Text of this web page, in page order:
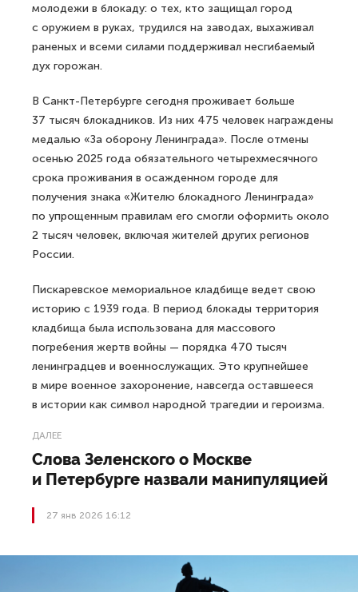
молодежи в блокаду: о тех, кто защищал город
с оружием в руках, трудился на заводах, выхаживал
раненых и всеми силами поддерживал несгибаемый
дух горожан.
В Санкт-Петербурге сегодня проживает больше
37 тысяч блокадников. Из них 475 человек награждены
медалью «За оборону Ленинграда». После отмены
осенью 2025 года обязательного четырехмесячного
срока проживания в осажденном городе для
получения знака «Жителю блокадного Ленинграда»
по упрощенным правилам его смогли оформить около
2 тысяч человек, включая жителей других регионов
России.
Пискаревское мемориальное кладбище ведет свою
историю с 1939 года. В период блокады территория
кладбища была использована для массового
погребения жертв войны — порядка 470 тысяч
ленинградцев и военнослужащих. Это крупнейшее
в мире военное захоронение, навсегда оставшееся
в истории как символ народной трагедии и героизма.
ДАЛЕЕ
Слова Зеленского о Москве
и Петербурге назвали манипуляцией
27 янв 2026 16:12